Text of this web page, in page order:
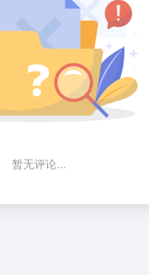
暂无评论...